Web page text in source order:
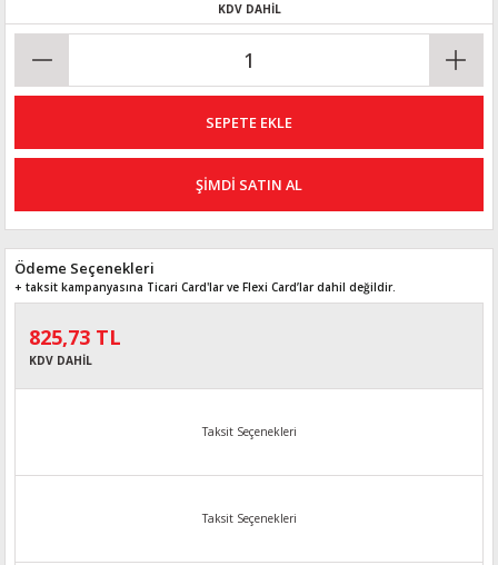
KDV DAHİL
SEPETE EKLE
ŞİMDİ SATIN AL
Ödeme Seçenekleri
+ taksit kampanyasına Ticari Card'lar ve Flexi Card’lar dahil değildir.
825,73 TL
KDV DAHİL
Taksit Seçenekleri
Taksit Seçenekleri